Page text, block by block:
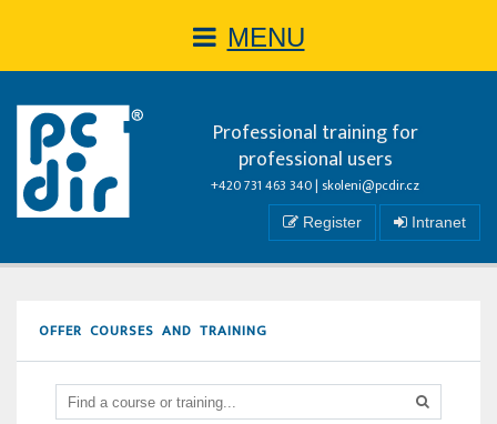
MENU
Professional training for
professional users
+420 731 463 340 | skoleni@pcdir.cz
Register Intranet
OFFER COURSES AND TRAINING